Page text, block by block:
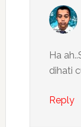
Ha
dihati
Reply